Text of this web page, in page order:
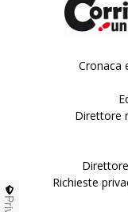
Cronaca
Direttore
Richieste